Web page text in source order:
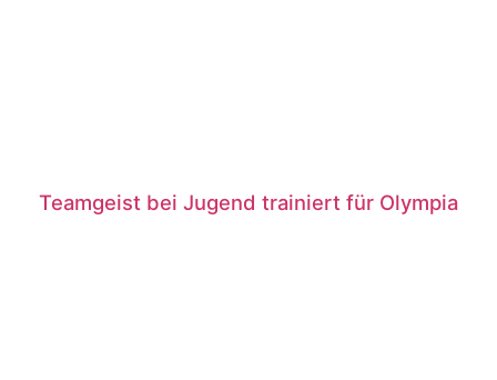
Teamgeist bei Jugend trainiert für Olympia